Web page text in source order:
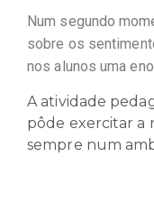
Num segundo
sobre os
nos alunos uma
A atividade
pôde exercitar a
sempre num